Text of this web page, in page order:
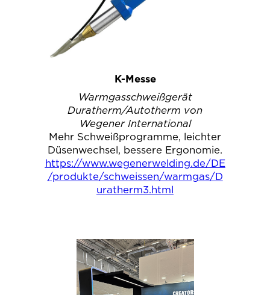
K-Messe
Warmgasschweißgerät
Duratherm/Autotherm von
Wegener International
Mehr Schweißprogramme, leichter
Düsenwechsel, bessere Ergonomie.
https://www.wegenerwelding.de/DE
/produkte/schweissen/warmgas/D
uratherm3.html